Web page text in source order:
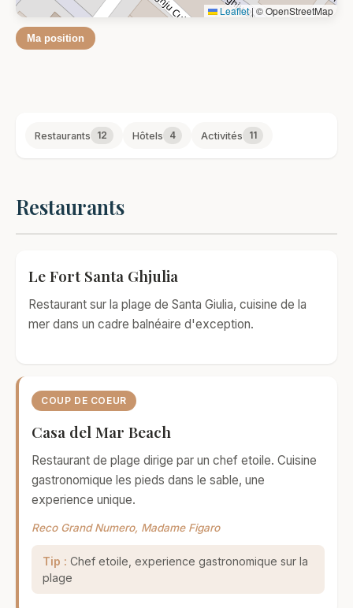
Leaflet | © OpenStreetMap
Ma position
Restaurants 12 Hôtels 4 Activités 11
Restaurants
Le Fort Santa Ghjulia
Restaurant sur la plage de Santa Giulia, cuisine de la
mer dans un cadre balnéaire d'exception.
COUP DE COEUR
Casa del Mar Beach
Restaurant de plage dirige par un chef etoile. Cuisine
gastronomique les pieds dans le sable, une
experience unique.
Reco Grand Numero, Madame Figaro
Tip : Chef etoile, experience gastronomique sur la
plage